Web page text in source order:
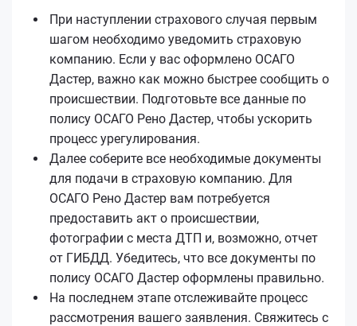
При наступлении страхового случая первым
шагом необходимо уведомить страховую
компанию. Если у вас оформлено ОСАГО
Дастер, важно как можно быстрее сообщить о
происшествии. Подготовьте все данные по
полису ОСАГО Рено Дастер, чтобы ускорить
процесс урегулирования.
Далее соберите все необходимые документы
для подачи в страховую компанию. Для
ОСАГО Рено Дастер вам потребуется
предоставить акт о происшествии,
фотографии с места ДТП и, возможно, отчет
от ГИБДД. Убедитесь, что все документы по
полису ОСАГО Дастер оформлены правильно.
На последнем этапе отслеживайте процесс
рассмотрения вашего заявления. Свяжитесь с